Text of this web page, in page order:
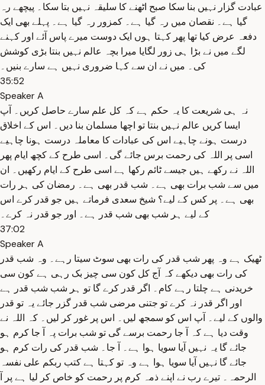
عبادت گزار نہیں بنا سکا صبح اٹھنے کا سلیقہ نہیں بتا سکا۔ پیچھے رہ
گیا ہے۔ نقصان میں رہ گیا ہے۔ کمزور رہ گیا ہے۔ پہلے بھی ایک
دفعہ عرض کیا تھا پھر کہتا ہوں ایک دوست میرے پاس آئے اور کہنے
لگے میں نے بڑا ہی زور لگایا میرا بچہ عالم نہیں بنتا بڑی کوشش
کی۔ میں نے ان سے کہا ضروری نہیں ہے سارے بنیں۔
35:52
Speaker A
نہ ہی شریعت کا یہ حکم ہے کہ کل علم سارے حاصل کریں۔ آپ
ایسا کریں عالم نہیں بنتا تو اچھا مسلمان بنا دیں۔ اس کے اخلاق
درست ہونے چاہیے اس کی عبادات کا معاملہ درست ہونا چاہیے
اسی پر اللہ کی رحمت برس جائے گی۔ اسی طرح کے کچھ ایام پھر
اللہ نے رکھے ہیں جیسے ٹائم رکھا ہے اسی طرح کے ایام رکھیں۔ ان
میں سے شب برات بھی ہے۔ شب قدر بھی ہے۔ رمضان کی ہر رات
بھی ہے۔ پر کس کے لیے؟ شیخ سعدی فرماتے ہیں جو قدر کرے اس
کے لیے ہر شب بھی شب قدر ہے۔ اور جو قدر نہ کرے۔
37:02
Speaker A
ٹھیک ہے وہ پھر شب قدر کی رات بھی سوٹ سیتا رہے۔ وہ شب قدر
کی رات بھی دیکھے کہ آج کل کون سی چیز بک رہی ہے کون سی
خریدنی ہے چلتا رہے کام۔ اگر قدر کرے گا تو ہر شب شب قدر ہے
اور اگر قدر نہ کرے تو جتنی مرضی شب قدر گزر جائے یہ تو قدر
والوں کے لیے۔ آپ اس کو سمجھ لیں۔ اس پر غور کر لیں۔ کہ اللہ نے
وقت دیا ہے کہ آ جا رحمت برسے گی تو شب برات پہ آ جا کرم ہو
جائے گا یہ نہیں آیا سویا ہوا ہے۔ آ جا۔ شب قدر کی رات کرم ہو
جائے گا نہیں آیا سویا ہوا ہے وہ تو کہتا ہے کتب ربکم علی نفسہ
الرحمہ۔ تیرے رب نے اپنے ذمہ کرم پر رحمت کو خاص کر لیا ہے پر آ